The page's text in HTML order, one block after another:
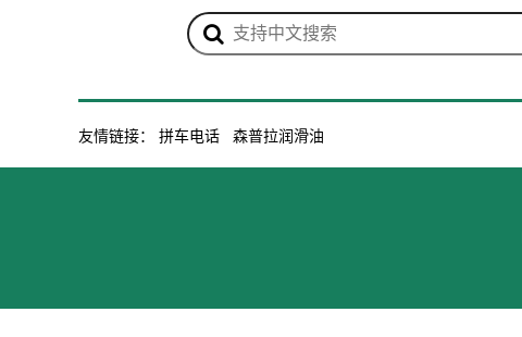
友情链接： 拼车电话 森普拉润滑油